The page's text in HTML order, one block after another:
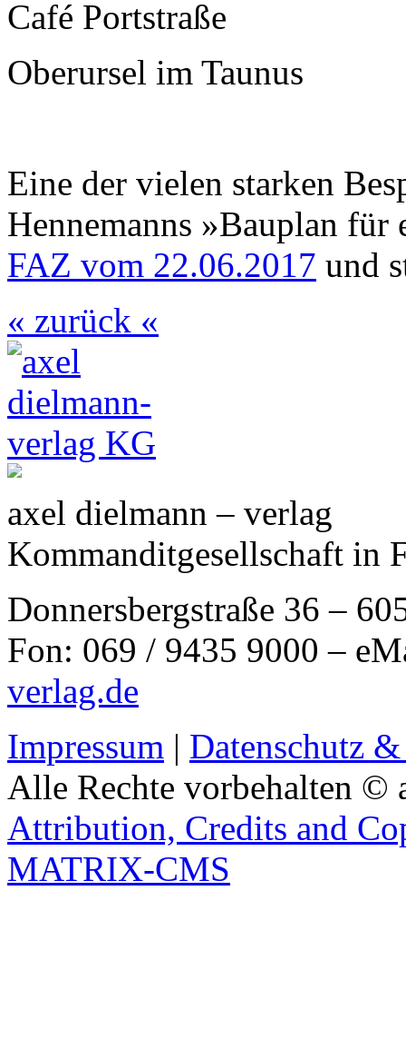
Café Portstraße
Oberursel im Taunus
Eine der vielen starken
Hennemanns »Bauplan für
FAZ vom 22.06.2017 und
« zurück «
axel dielmann – verlag
Kommanditgesellschaft in
Donnersbergstraße 36 –
Fon: 069 / 9435 9000 –
verlag.de
Impressum | Datenschutz
Alle Rechte vorbehalten ©
Attribution, Credits and
MATRIX-CMS